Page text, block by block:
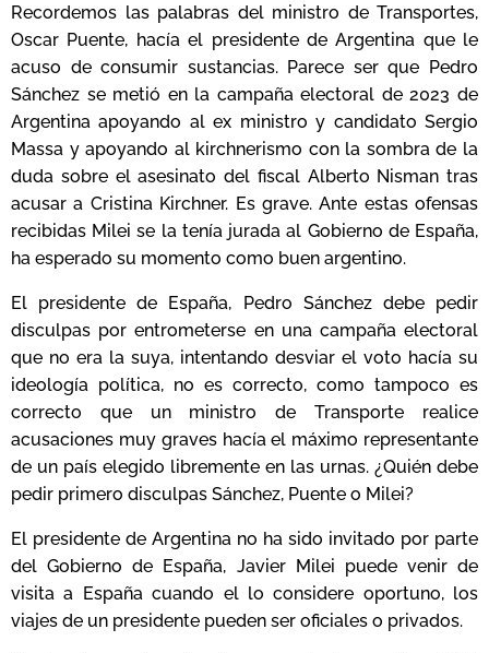
Recordemos las palabras del ministro de Transportes,
Oscar Puente, hacía el presidente de Argentina que le
acuso de consumir sustancias. Parece ser que Pedro
Sánchez se metió en la campaña electoral de 2023 de
Argentina apoyando al ex ministro y candidato Sergio
Massa y apoyando al kirchnerismo con la sombra de la
duda sobre el asesinato del fiscal Alberto Nisman tras
acusar a Cristina Kirchner. Es grave. Ante estas ofensas
recibidas Milei se la tenía jurada al Gobierno de España,
ha esperado su momento como buen argentino.
El presidente de España, Pedro Sánchez debe pedir
disculpas por entrometerse en una campaña electoral
que no era la suya, intentando desviar el voto hacía su
ideología política, no es correcto, como tampoco es
correcto que un ministro de Transporte realice
acusaciones muy graves hacía el máximo representante
de un país elegido libremente en las urnas. ¿Quién debe
pedir primero disculpas Sánchez, Puente o Milei?
El presidente de Argentina no ha sido invitado por parte
del Gobierno de España, Javier Milei puede venir de
visita a España cuando el lo considere oportuno, los
viajes de un presidente pueden ser oficiales o privados.